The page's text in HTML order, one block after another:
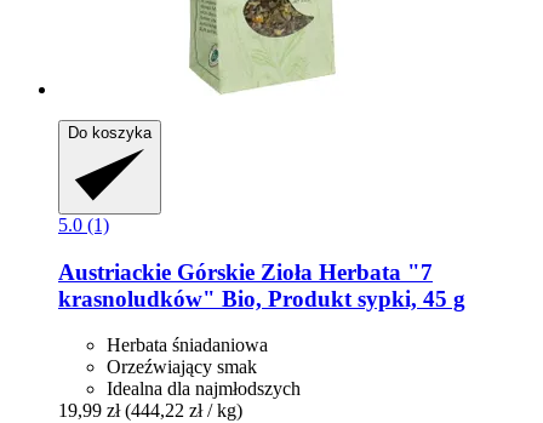
Do koszyka
5.0 (1)
Austriackie Górskie Zioła Herbata "7
krasnoludków" Bio, Produkt sypki, 45 g
Herbata śniadaniowa
Orzeźwiający smak
Idealna dla najmłodszych
19,99 zł (444,22 zł / kg)